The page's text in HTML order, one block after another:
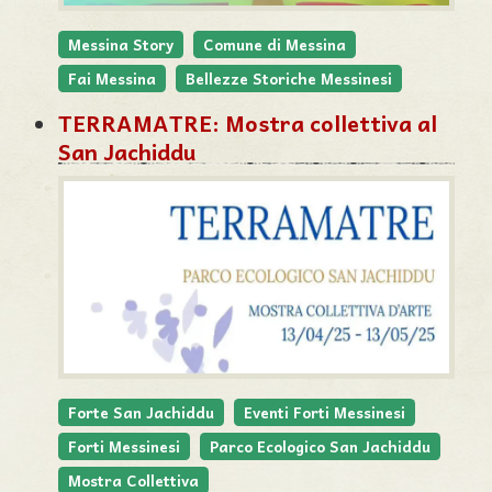
Curcuraci
Messina Story
Comune di Messina
Fai Messina
Bellezze Storiche Messinesi
TERRAMATRE: Mostra collettiva al
San Jachiddu
Forte San Jachiddu
Eventi Forti Messinesi
Forti Messinesi
Parco Ecologico San Jachiddu
Mostra Collettiva